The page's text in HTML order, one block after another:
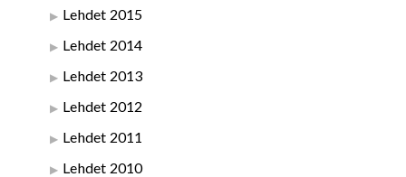
Lehdet 2015
Lehdet 2014
Lehdet 2013
Lehdet 2012
Lehdet 2011
Lehdet 2010